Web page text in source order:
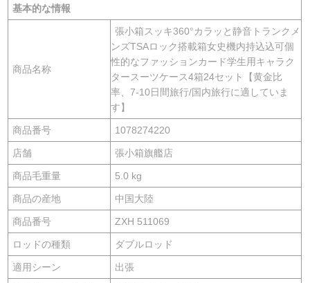
基本的な情報
商品名称
張小箱スッキ360°カラッと静音トランクメ
ンズTSAロック搭載箱女史機内持込込可個
性的なファッションカード学生用キャラク
タースーツケース4箱24セット【黄金比
率、7-10日間旅行/国内旅行に適していま
す】
商品番号 1078274220
店舗 張小箱旗艦店
商品毛重量 5.0 kg
商品の産地 中国大陸
商品番号 ZXH 511069
ロッドの種類 ダブルロッド
適用シーン 出張